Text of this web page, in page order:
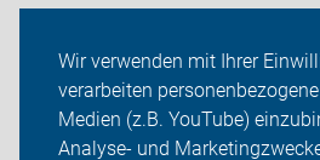
Wir verwenden mit Ihrer
verarbeiten
Medien (z.B. YouTube)
Analyse- und
Das machen wir
Sei dabei